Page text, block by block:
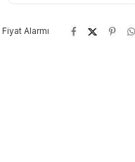
Fiyat Alarmı